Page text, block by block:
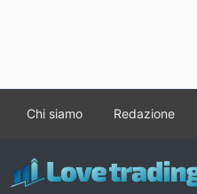
contenuto
Chi siamo Redazione